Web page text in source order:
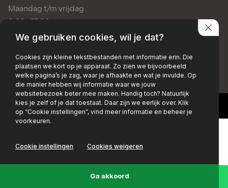
Maandag t/m vrijdag
8:00 - 17:00 uur
+EMAIL +FACEBOOK+INSTAGRAM
We gebruiken cookies, wil je dat?
Cookies zijn kleine tekstbestanden met informatie erin. Die
plaatsen we kort op je apparaat. Zo zien we bijvoorbeeld
welke pagina’s je zag, waar je afhaakte en wat je invulde. Op
die manier hebben wij informatie waar we jouw
websitebezoek beter mee maken. Handig toch? Natuurlijk
kies je zelf of je dat toestaat. Daar zijn we eerlijk over. Klik
op “Cookie instellingen”, vind meer informatie en beheer je
voorkeuren.
Cookie instellingen Cookies weigeren
Ga akkoord